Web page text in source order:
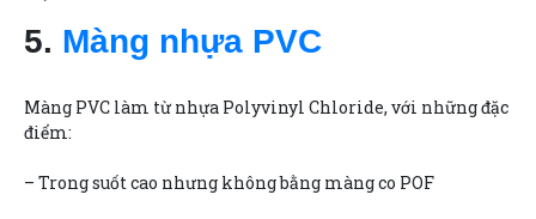
5. Màng nhựa PVC
Màng PVC làm từ nhựa Polyvinyl Chloride, với những đặc
điểm:
– Trong suốt cao nhưng không bằng màng co POF